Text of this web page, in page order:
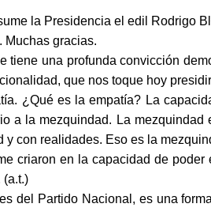
la Presidencia el edil Rodrigo
Muchas gracias.
tiene una profunda convicción
que nos toque hoy
¿Qué es la empatía? La
a la mezquindad. La mezquindad
y con realidades. Eso es la
criaron en la capacidad de
(a.t.)
del Partido Nacional, es una